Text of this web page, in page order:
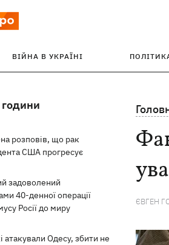
ВІЙНА В УКРАЇНІ
години
розповів, що рак
США прогресує
задоволений
40-денної операції
Росії до миру
атакували Одесу, збити не
ЄВГЕН